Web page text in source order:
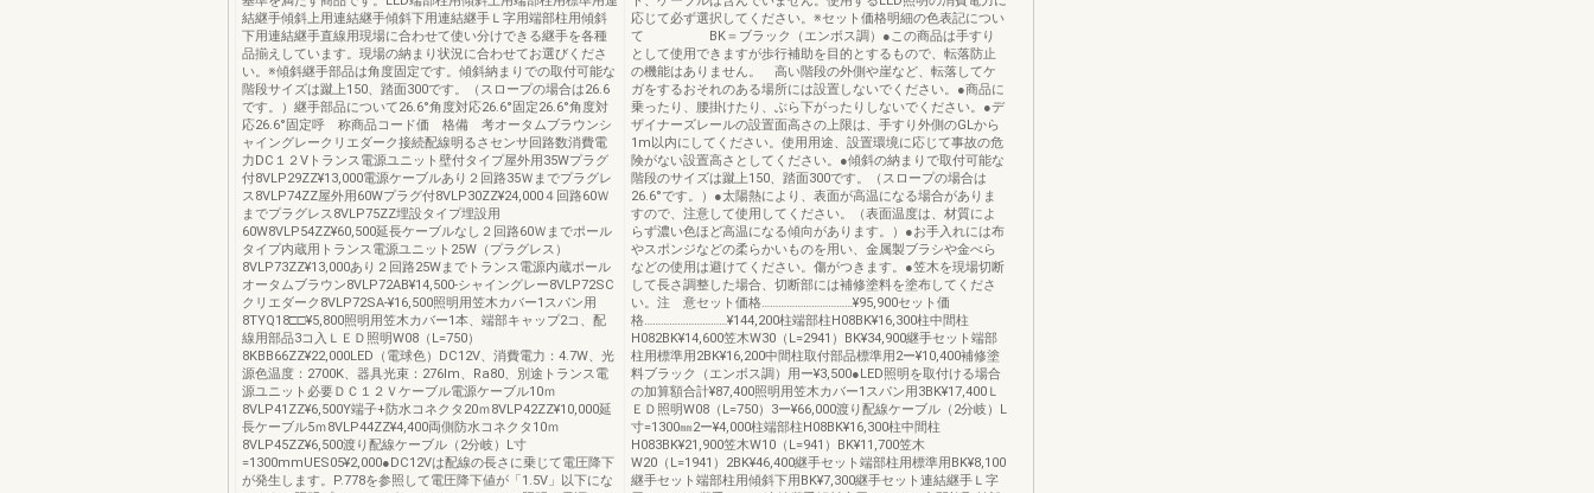
結継手傾斜上用連結継手傾斜下用連結継手Ｌ字用端部柱用傾斜
下用連結継手直線用現場に合わせて使い分けできる継手を各種
品揃えしています。現場の納まり状況に合わせてお選びくださ
い。※傾斜継手部品は角度固定です。傾斜納まりでの取付可能な
階段サイズは蹴上150、踏面300です。（スロープの場合は26.6
です。）継手部品について26.6°角度対応26.6°固定26.6°角度対
応26.6°固定呼 称商品コード価 格備 考オータムブラウンシ
ャイングレークリエダーク接続配線明るさセンサ回路数消費電
力DC１２Vトランス電源ユニット壁付タイプ屋外用35Wプラグ
付8VLP29ZZ¥13,000電源ケーブルあり２回路35Ｗまでプラグレ
ス8VLP74ZZ屋外用60Wプラグ付8VLP30ZZ¥24,000４回路60Ｗ
までプラグレス8VLP75ZZ埋設タイプ埋設用
60W8VLP54ZZ¥60,500延長ケーブルなし２回路60Ｗまでポール
タイプ内蔵用トランス電源ユニット25W（プラグレス）
8VLP73ZZ¥13,000あり２回路25Wまでトランス電源内蔵ポール
オータムブラウン8VLP72AB¥14,500-シャイングレー8VLP72SC
クリエダーク8VLP72SA-¥16,500照明用笠木カバー1スパン用
8TYQ18□□¥5,800照明用笠木カバー1本、端部キャップ2コ、配
線用部品3コ入ＬＥＤ照明W08（L=750）
8KBB66ZZ¥22,000LED（電球色）DC12V、消費電力：4.7W、光
源色温度：2700K、器具光束：276lm、Ra80、別途トランス電
源ユニット必要ＤＣ１２Ｖケーブル電源ケーブル10ｍ
8VLP41ZZ¥6,500Y端子+防水コネクタ20ｍ8VLP42ZZ¥10,000延
長ケーブル5ｍ8VLP44ZZ¥4,400両側防水コネクタ10ｍ
8VLP45ZZ¥6,500渡り配線ケーブル（2分岐）L寸
=1300mmUES05¥2,000●DC12Vは配線の長さに乗じて電圧降下
が発生します。P.778を参照して電圧降下値が「1.5V」以下にな
応じて必ず選択してください。※セット価格明細の色表記につい
て BK＝ブラック（エンボス調）●この商品は手すり
として使用できますが歩行補助を目的とするもので、転落防止
の機能はありません。 高い階段の外側や崖など、転落してケ
ガをするおそれのある場所には設置しないでください。●商品に
乗ったり、腰掛けたり、ぶら下がったりしないでください。●デ
ザイナーズレールの設置面高さの上限は、手すり外側のGLから
1m以内にしてください。使用用途、設置環境に応じて事故の危
険がない設置高さとしてください。●傾斜の納まりで取付可能な
階段のサイズは蹴上150、踏面300です。（スロープの場合は
26.6°です。）●太陽熱により、表面が高温になる場合がありま
すので、注意して使用してください。（表面温度は、材質によ
らず濃い色ほど高温になる傾向があります。）●お手入れには布
やスポンジなどの柔らかいものを用い、金属製ブラシや金べら
などの使用は避けてください。傷がつきます。●笠木を現場切断
して長さ調整した場合、切断部には補修塗料を塗布してくださ
い。注 意セット価格……………………………¥95,900セット価
格…………………………¥144,200柱端部柱H08BK¥16,300柱中間柱
H082BK¥14,600笠木W30（L=2941）BK¥34,900継手セット端部
柱用標準用2BK¥16,200中間柱取付部品標準用2ー¥10,400補修塗
料ブラック（エンボス調）用ー¥3,500●LED照明を取付ける場合
の加算額合計¥87,400照明用笠木カバー1スパン用3BK¥17,400Ｌ
ＥＤ照明W08（L=750）3ー¥66,000渡り配線ケーブル（2分岐）L
寸=1300㎜2ー¥4,000柱端部柱H08BK¥16,300柱中間柱
H083BK¥21,900笠木W10（L=941）BK¥11,700笠木
W20（L=1941）2BK¥46,400継手セット端部柱用標準用BK¥8,100
継手セット端部柱用傾斜下用BK¥7,300継手セット連結継手Ｌ字